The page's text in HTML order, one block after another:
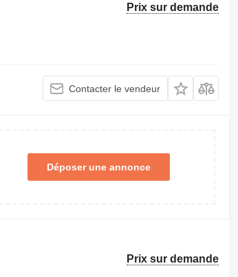
Prix sur demande
Contacter le vendeur
Déposer une annonce
Prix sur demande